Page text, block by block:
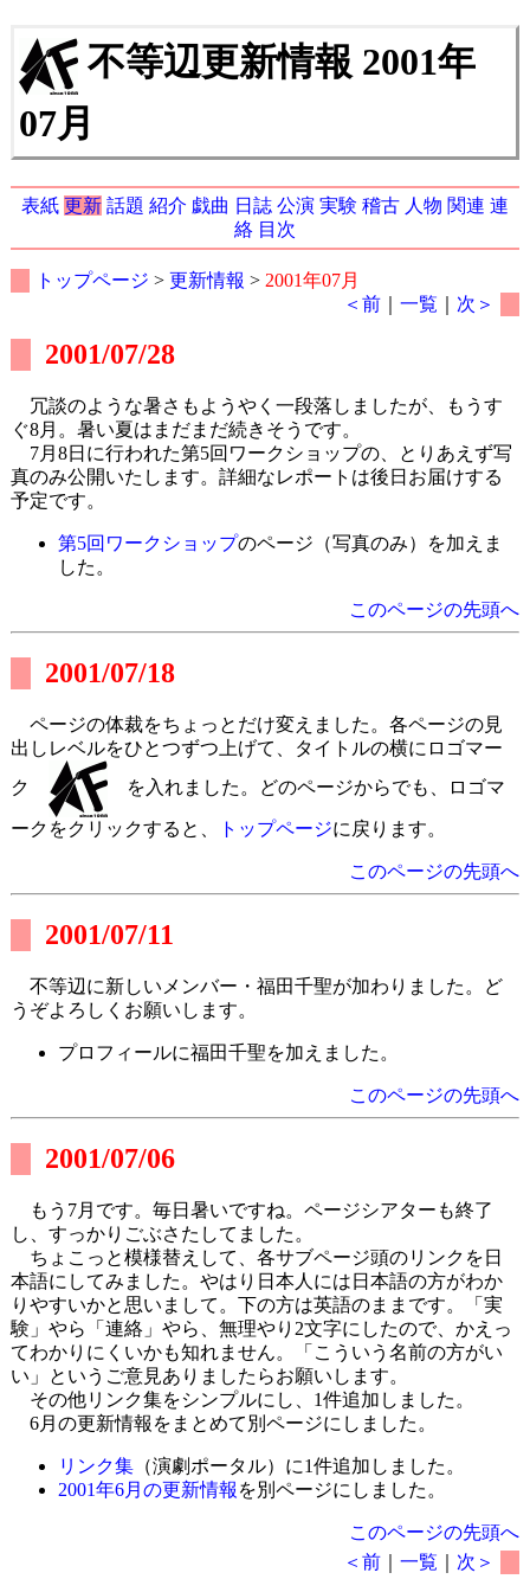
不等辺更新情報 2001年
07月
表紙 更新 話題 紹介 戯曲 日誌 公演 実験 稽古 人物 関連 連
絡 目次
トップページ > 更新情報 > 2001年07月
＜前 ｜一覧 次＞
2001/07/28
冗談のような暑さもようやく一段落しましたが、もうす
ぐ8月。暑い夏はまだまだ続きそうです。
7月8日に行われた第5回ワークショップの、とりあえず写
真のみ公開いたします。詳細なレポートは後日お届けする
予定です。
第5回ワークショップのページ（写真のみ）を加えま
した。
このページの先頭へ
2001/07/18
ページの体裁をちょっとだけ変えました。各ページの見
出しレベルをひとつずつ上げて、タイトルの横にロゴマー
ク
を入れました。どのページからでも、ロゴマ
ークをクリックすると、 トップページに戻ります。
このページの先頭へ
2001/07/11
不等辺に新しいメンバー・福田千聖が加わりました。ど
うぞよろしくお願いします。
プロフィールに福田千聖を加えました。
このページの先頭へ
2001/07/06
もう7月です。毎日暑いですね。ページシアターも終了
し、すっかりごぶさたしてました。
ちょこっと模様替えして、各サブページ頭のリンクを日
本語にしてみました。やはり日本人には日本語の方がわか
りやすいかと思いまして。下の方は英語のままです。「実
験」やら「連絡」やら、無理やり2文字にしたので、かえっ
てわかりにくいかも知れません。「こういう名前の方がい
い」というご意見ありましたらお願いします。
その他リンク集をシンプルにし、1件追加しました。
6月の更新情報をまとめて別ページにしました。
リンク集（演劇ポータル）に1件追加しました。
2001年6月の更新情報 を別ページにしました。
このページの先頭へ
＜前 ｜一覧 次＞